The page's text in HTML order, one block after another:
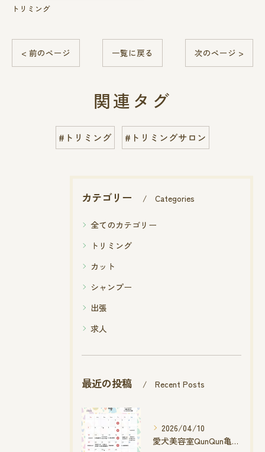
トリミング
< 前のページ 一覧に戻る 次のページ >
関連タグ
#トリミング #トリミングサロン
カテゴリー Categories
全てのカテゴリー
トリミング
カット
シャンプー
出張
求人
最近の投稿 Recent Posts
2026/04/10
愛犬美容室QunQun亀山エコー店